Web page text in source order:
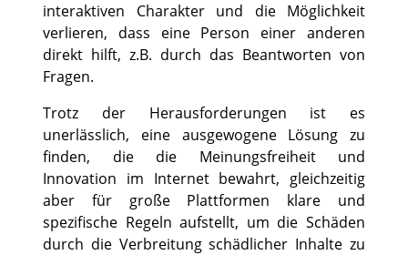
interaktiven Charakter und die Möglichkeit
verlieren, dass eine Person einer anderen
direkt hilft, z.B. durch das Beantworten von
Fragen.
Trotz der Herausforderungen ist es
unerlässlich, eine ausgewogene Lösung zu
finden, die die Meinungsfreiheit und
Innovation im Internet bewahrt, gleichzeitig
aber für große Plattformen klare und
spezifische Regeln aufstellt, um die Schäden
durch die Verbreitung schädlicher Inhalte zu